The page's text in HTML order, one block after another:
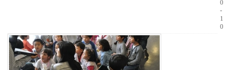
0
-
1
0